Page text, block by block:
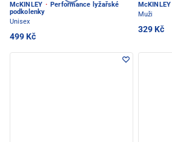
McKINLEY · Performance lyžařské
podkolenky
Unisex
499 Kč
McKINLEY
Muži
329 Kč